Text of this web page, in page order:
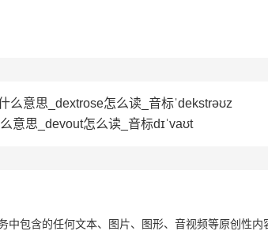
么意思_dextrose怎么读_音标ˈdekstrəʊz
意思_devout怎么读_音标dɪˈvaʊt
中包含的任何文本、图片、图形、音视频等原创性